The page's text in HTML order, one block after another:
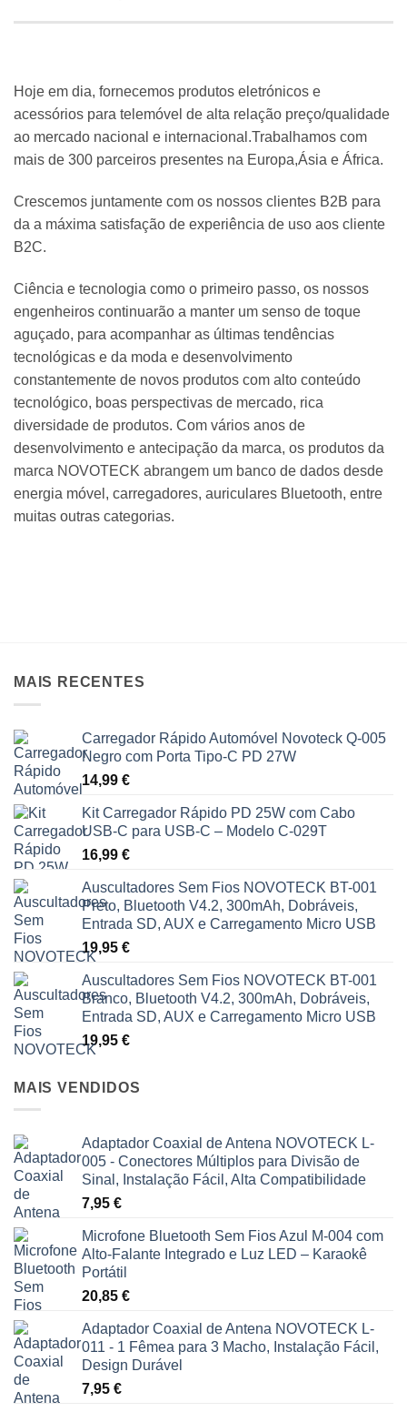
Hoje em dia, fornecemos produtos eletrónicos e
acessórios para telemóvel de alta relação preço/qualidade
ao mercado nacional e internacional.Trabalhamos com
mais de 300 parceiros presentes na Europa,Ásia e África.
Crescemos juntamente com os nossos clientes B2B para
da a máxima satisfação de experiência de uso aos cliente
B2C.
Ciência e tecnologia como o primeiro passo, os nossos
engenheiros continuarão a manter um senso de toque
aguçado, para acompanhar as últimas tendências
tecnológicas e da moda e desenvolvimento
constantemente de novos produtos com alto conteúdo
tecnológico, boas perspectivas de mercado, rica
diversidade de produtos. Com vários anos de
desenvolvimento e antecipação da marca, os produtos da
marca NOVOTECK abrangem um banco de dados desde
energia móvel, carregadores, auriculares Bluetooth, entre
muitas outras categorias.
MAIS RECENTES
Carregador Rápido Automóvel Novoteck Q-005
Negro com Porta Tipo-C PD 27W
14,99 €
Kit Carregador Rápido PD 25W com Cabo
USB-C para USB-C – Modelo C-029T
16,99 €
Auscultadores Sem Fios NOVOTECK BT-001
Preto, Bluetooth V4.2, 300mAh, Dobráveis,
Entrada SD, AUX e Carregamento Micro USB
19,95 €
Auscultadores Sem Fios NOVOTECK BT-001
Branco, Bluetooth V4.2, 300mAh, Dobráveis,
Entrada SD, AUX e Carregamento Micro USB
19,95 €
MAIS VENDIDOS
Adaptador Coaxial de Antena NOVOTECK L-
005 - Conectores Múltiplos para Divisão de
Sinal, Instalação Fácil, Alta Compatibilidade
7,95 €
Microfone Bluetooth Sem Fios Azul M-004 com
Alto-Falante Integrado e Luz LED – Karaokê
Portátil
20,85 €
Adaptador Coaxial de Antena NOVOTECK L-
011 - 1 Fêmea para 3 Macho, Instalação Fácil,
Design Durável
7,95 €